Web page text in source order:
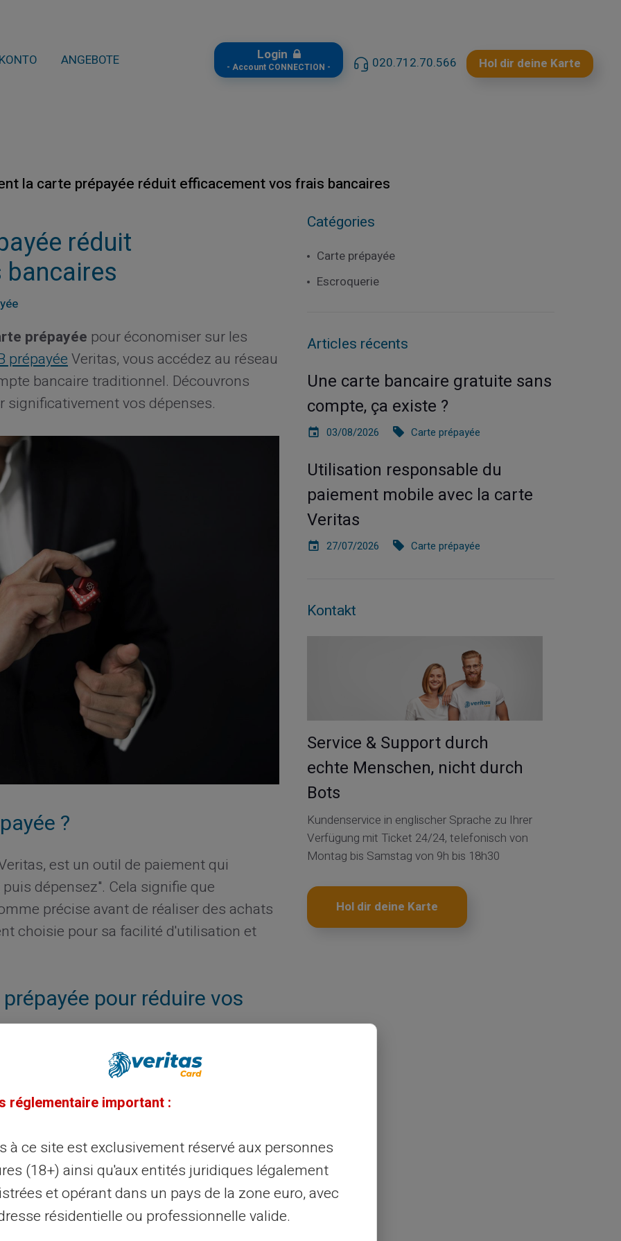
KONTO ANGEBOTE Login
- Account CONNECTION - 020.712.70.566 Hol dir deine Karte
la carte prépayée réduit efficacement vos frais bancaires
réduit
prépayée pour économiser sur les
prépayéeVeritas, vous accédez au réseau
bancaire traditionnel. Découvrons
vos dépenses.
?
est un outil de paiement qui
dépensez". Cela signifie que
précise avant de réaliser des achats
choisie pour sa facilité d'utilisation et
pour réduire vos
entraîner des frais inattendus, tels
Une
de compte bancaire traditionnel et
bénéficient ainsi d'une
et évitent les pénalités financières
carte Veritas
Catégories
Carte prépayée
Escroquerie
Articles récents
Une carte bancaire gratuite sans
compte, ça existe ?
03/08/2026 Carte prépayée
Utilisation responsable du
paiement mobile avec la carte
Veritas
27/07/2026 Carte prépayée
Kontakt
Service & Support durch
echte Menschen, nicht durch
Bots
Kundenservice in englischer Sprache zu Ihrer
Verfügung mit Ticket 24/24, telefonisch von
Montag bis Samstag von 9h bis 18h30
Hol dir deine Karte
réglementaire important :
à ce site est exclusivement réservé aux personnes
(18+) ainsi qu'aux entités juridiques légalement
et opérant dans un pays de la zone euro, avec
résidentielle ou professionnelle valide.